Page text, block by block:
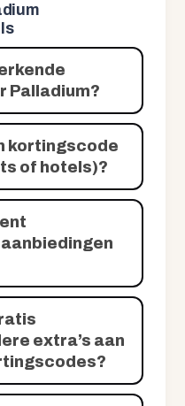
Palladium?
kortingscode
of hotels)?
extra’s aan